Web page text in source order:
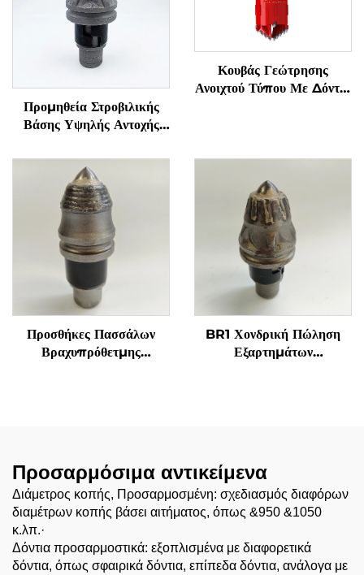
Προμηθεία Στροβιλικής
Βάσης Υψηλής Αντοχής
Πολλαπλές Συναρτήσεις
Εργαλεία Εξαγωγής
Κουβάς Γεώτρησης
Ανοιχτού Τύπου Με Δόντια
Προσθήκες Πασσάλων
Βραχυπρόθετμης
BR1 Χονδρική Πώληση
Εξαρτημάτων
Προσαρμόσιμα αντικείμενα
Διάμετρος κοπής, Προσαρμοσμένη: σχεδιασμός διαφόρων
διαμέτρων κοπής βάσει αιτήματος, όπως &950 &1050
κ.λπ.·
Δόντια προσαρμοστικά: εξοπλισμένα με διαφορετικά
δόντια, όπως σφαιρικά δόντια, επίπεδα δόντια, ανάλογα με